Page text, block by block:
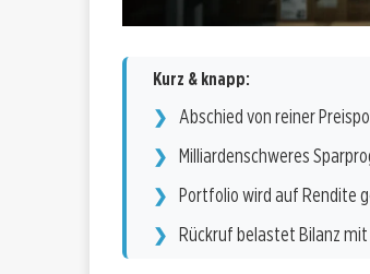
Kurz & knapp:
Abschied von reiner
Milliardenschweres
Portfolio wird auf Rendite
Rückruf belastet Bilanz